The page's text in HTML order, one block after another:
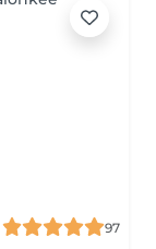
97